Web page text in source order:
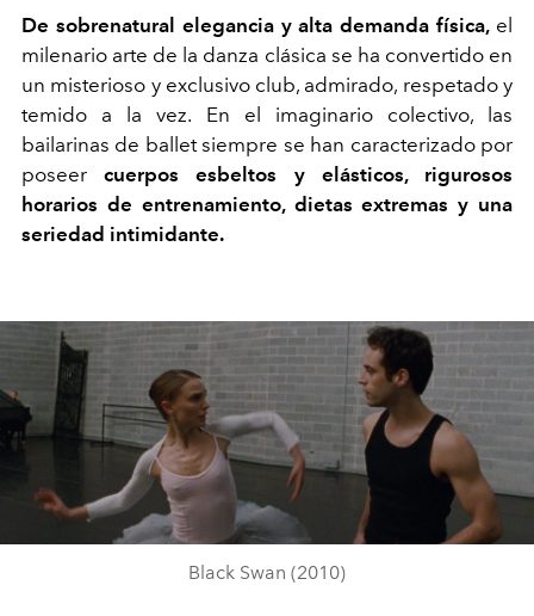
De sobrenatural elegancia y alta demanda física, el
milenario arte de la danza clásica se ha convertido en
un misterioso y exclusivo club, admirado, respetado y
temido a la vez. En el imaginario colectivo, las
bailarinas de ballet siempre se han caracterizado por
poseercuerpos esbeltos y elásticos, rigurosos
horarios de entrenamiento, dietas extremas y una
seriedad intimidante.
Black Swan (2010)